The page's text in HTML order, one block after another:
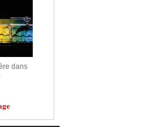
dans